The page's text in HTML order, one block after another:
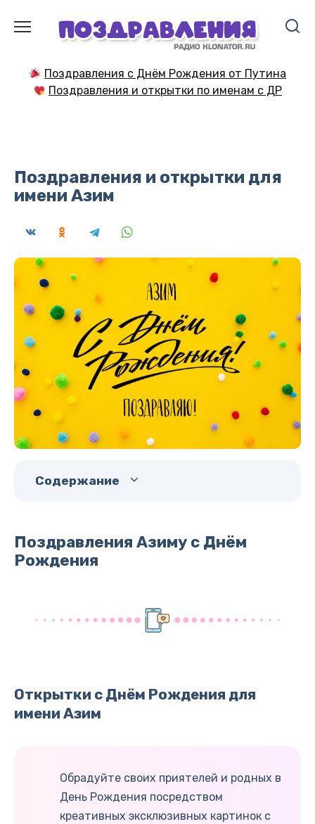
содержанию
Поздравления с Днём Рождения от Путина
Поздравления и открытки по именам с ДР
Поздравления и открытки для
имени Азим
Содержание
Поздравления Азиму с Днём
Рождения
Открытки с Днём Рождения для
имени Азим
Обрадуйте своих приятелей и родных в
День Рождения посредством
креативных эксклюзивных картинок с